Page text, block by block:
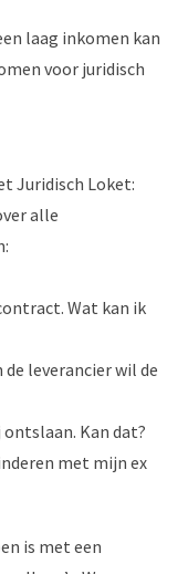
laag inkomen kan
voor juridisch
Juridisch Loket:
alle
Wat kan ik
leverancier wil de
Kan dat?
met mijn ex
is met een